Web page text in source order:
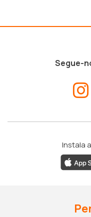
Segue-
Instala